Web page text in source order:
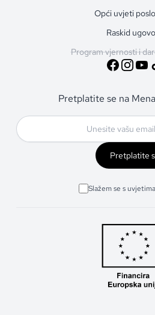
Opći uvjeti
Raskid
Program vjernosti i
Pretplatite se na
Pretplatite
Slažem se s